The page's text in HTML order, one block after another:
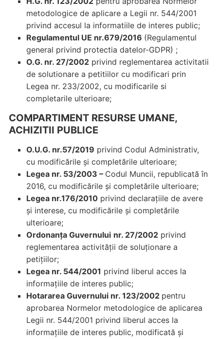
metodologice de aplicare a Legii nr. 544/2001
privind accesul la informatiile de interes public;
Regulamentul UE nr.679/2016 (Regulamentul
general privind protectia datelor-GDPR) ;
O.G. nr. 27/2002privind reglementarea activitatii
de solutionare a petitiilor cu modificari prin
Legea nr. 233/2002, cu modificarile si
completarile ulterioare;
COMPARTIMENT RESURSE UMANE,
ACHIZITII PUBLICE
O.U.G. nr.57/2019 privind Codul Administrativ,
cu modificările și completările ulterioare;
Legea nr. 53/2003 – Codul Muncii, republicată în
2016, cu modificările și completările ulterioare;
Legea nr.176/2010privind declarațiile de avere
și interese, cu modificările și completările
ulterioare;
Ordonanța Guvernului nr. 27/2002privind
reglementarea activității de soluționare a
petițiilor;
Legea nr. 544/2001 privind liberul acces la
informațiile de interes public;
Hotararea Guvernului nr. 123/2002 pentru
aprobarea Normelor metodologice de aplicarea
Legii nr. 544/2001 privind liberul acces la
informațiile de interes public, modificată și